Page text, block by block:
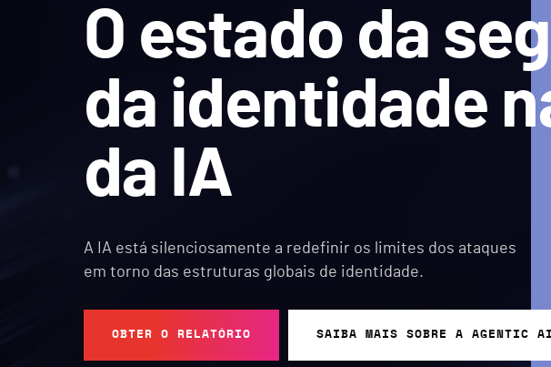
O estado da
da identidade
da IA
A IA está silenciosamente a redefinir os limites dos ataques
em torno das estruturas globais de identidade.
OBTER O RELATÓRIO SAIBA MAIS SOBRE A AGENTIC